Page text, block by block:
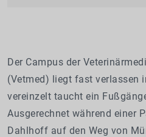
Der Campus der
(Vetmed) liegt fast verlassen
vereinzelt taucht ein
Ausgerechnet während einer
Dahlhoff auf den Weg von